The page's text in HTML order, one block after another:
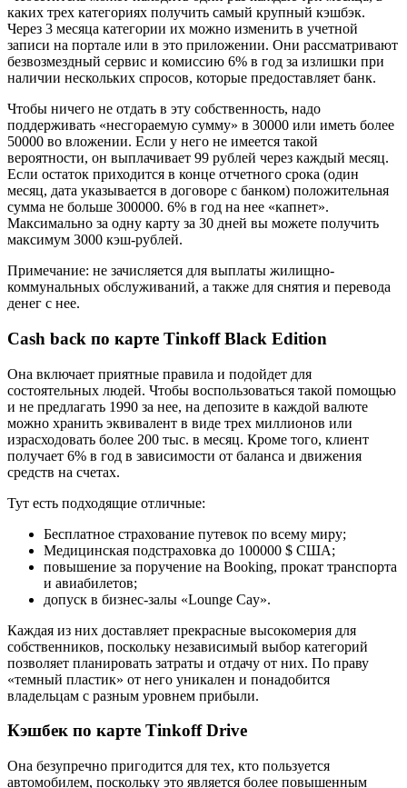
каких трех категориях получить самый крупный кэшбэк.
Через 3 месяца категории их можно изменить в учетной
записи на портале или в это приложении. Они рассматривают
безвозмездный сервис и комиссию 6% в год за излишки при
наличии нескольких спросов, которые предоставляет банк.
Чтобы ничего не отдать в эту собственность, надо
поддерживать «несгораемую сумму» в 30000 или иметь более
50000 во вложении. Если у него не имеется такой
вероятности, он выплачивает 99 рублей через каждый месяц.
Если остаток приходится в конце отчетного срока (один
месяц, дата указывается в договоре с банком) положительная
сумма не больше 300000. 6% в год на нее «капнет».
Максимально за одну карту за 30 дней вы можете получить
максимум 3000 кэш-рублей.
Примечание: не зачисляется для выплаты жилищно-
коммунальных обслуживаний, а также для снятия и перевода
денег с нее.
Cash back по карте Tinkoff Black Edition
Она включает приятные правила и подойдет для
состоятельных людей. Чтобы воспользоваться такой помощью
и не предлагать 1990 за нее, на депозите в каждой валюте
можно хранить эквивалент в виде трех миллионов или
израсходовать более 200 тыс. в месяц. Кроме того, клиент
получает 6% в год в зависимости от баланса и движения
средств на счетах.
Тут есть подходящие отличные:
Бесплатное страхование путевок по всему миру;
Медицинская подстраховка до 100000 $ США;
повышение за поручение на Booking, прокат транспорта
и авиабилетов;
допуск в бизнес-залы «Lounge Cay».
Каждая из них доставляет прекрасные высокомерия для
собственников, поскольку независимый выбор категорий
позволяет планировать затраты и отдачу от них. По праву
«темный пластик» от него уникален и понадобится
владельцам с разным уровнем прибыли.
Кэшбек по карте Tinkoff Drive
Она безупречно пригодится для тех, кто пользуется
автомобилем, поскольку это является более повышенным